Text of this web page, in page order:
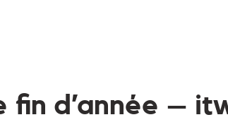
fin d’année –